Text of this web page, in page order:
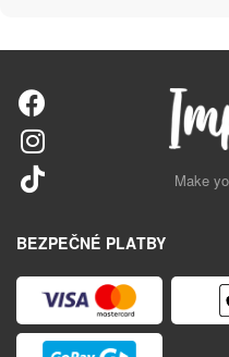
Make
BEZPEČNÉ PLATBY